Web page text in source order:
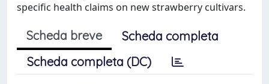
specific health claims on new strawberry cultivars.
Scheda breve
Scheda completa
Scheda completa (DC)